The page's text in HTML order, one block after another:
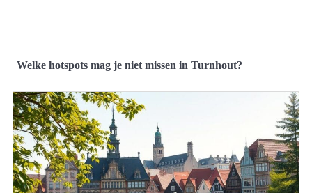
Welke hotspots mag je niet missen in Turnhout?